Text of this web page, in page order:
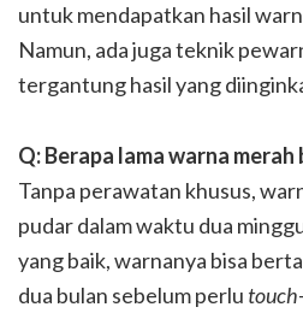
untuk mendapatkan hasil
Namun, ada juga teknik
tergantung hasil yang
Q: Berapa lama warna
Tanpa perawatan khusus,
pudar dalam waktu dua
yang baik, warnanya bisa
dua bulan sebelum perlu